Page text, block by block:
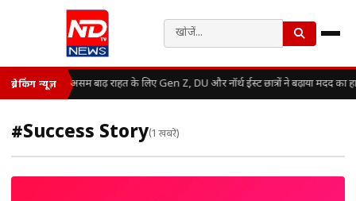
ब्रेकिंग न्यूज़ असम बाढ़ राहत के लिए Gen Z, DU और नॉर्थ ईस्ट छात्रों ने बढ़ाया मदद का
#Success Story(1 खबरें)